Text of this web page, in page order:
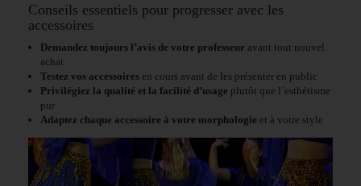
Conseils essentiels pour progresser avec les
accessoires
Demandez toujours l’avis de votre professeur avant tout nouvel
achat
Testez vos accessoires en cours avant de les présenter en public
Privilégiez la qualité et la facilité d’usage plutôt que l’esthétisme
pur
Adaptez chaque accessoire à votre morphologie et à votre style